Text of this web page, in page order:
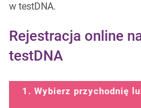
w testDNA.
Rejestracja online
testDNA
1. Wybierz przychodnię